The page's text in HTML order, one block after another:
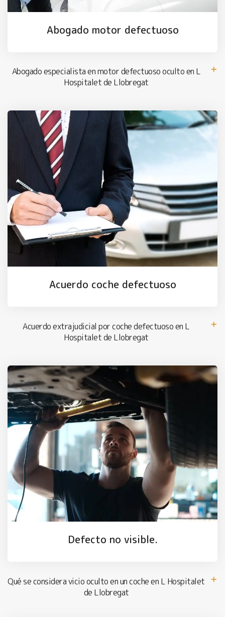
Abogado motor defectuoso
Abogado especialista en motor defectuoso oculto en L
Hospitalet de Llobregat
Acuerdo coche defectuoso
Acuerdo extrajudicial por coche defectuoso en L
Hospitalet de Llobregat
Defecto no visible.
Qué se considera vicio oculto en un coche en L Hospitalet
de Llobregat